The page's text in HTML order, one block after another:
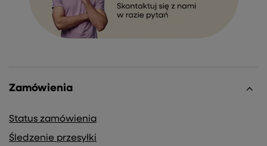
Zamówienia
Status zamówienia
Śledzenie przesyłki